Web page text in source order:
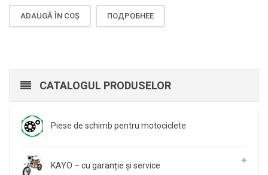
ADAUGĂ ÎN COȘ ПОДРОБНЕЕ
CATALOGUL PRODUSELOR
Piese de schimb pentru motociclete
KAYO – cu garanție și service